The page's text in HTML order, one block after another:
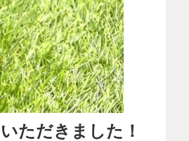
ただきました！